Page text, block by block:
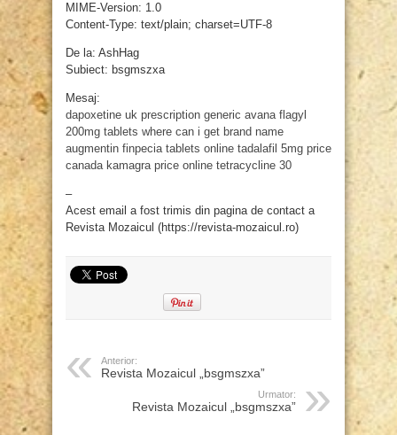
MIME-Version: 1.0
Content-Type: text/plain; charset=UTF-8
De la: AshHag
Subiect: bsgmszxa
Mesaj:
dapoxetine uk prescription generic avana flagyl
200mg tablets where can i get brand name
augmentin finpecia tablets online tadalafil 5mg price
canada kamagra price online tetracycline 30
–
Acest email a fost trimis din pagina de contact a
Revista Mozaicul (https://revista-mozaicul.ro)
Anterior:
Revista Mozaicul „bsgmszxa”
Urmator:
Revista Mozaicul „bsgmszxa”